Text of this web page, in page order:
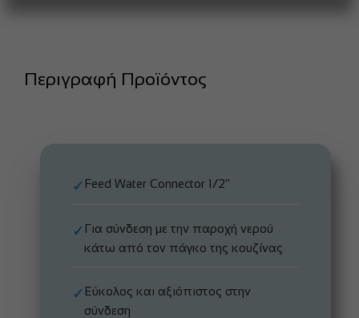
Περιγραφή Προϊόντος
✓ Feed Water Connector 1/2''
✓ Για σύνδεση με την παροχή νερού
κάτω από τον πάγκο της κουζίνας
✓ Εύκολος και αξιόπιστος στην
σύνδεση